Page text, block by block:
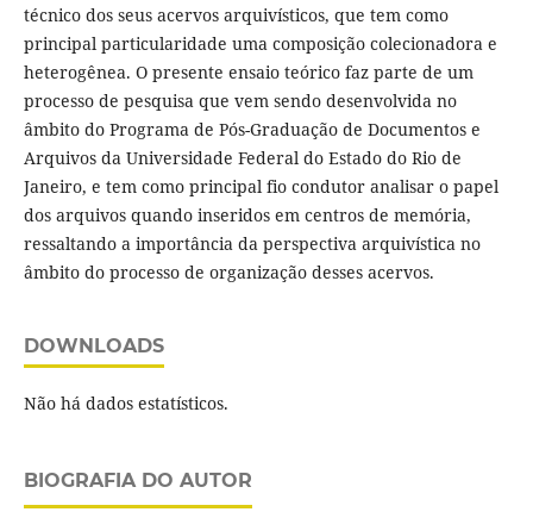
técnico dos seus acervos arquivísticos, que tem como
principal particularidade uma composição colecionadora e
heterogênea. O presente ensaio teórico faz parte de um
processo de pesquisa que vem sendo desenvolvida no
âmbito do Programa de Pós-Graduação de Documentos e
Arquivos da Universidade Federal do Estado do Rio de
Janeiro, e tem como principal fio condutor analisar o papel
dos arquivos quando inseridos em centros de memória,
ressaltando a importância da perspectiva arquivística no
âmbito do processo de organização desses acervos.
DOWNLOADS
Não há dados estatísticos.
BIOGRAFIA DO AUTOR